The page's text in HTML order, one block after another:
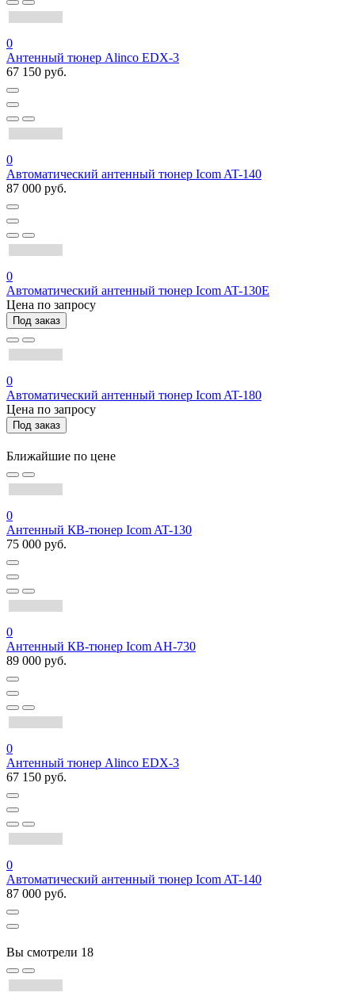
0
Антенный тюнер Alinco EDX-3
67 150 руб.
0
Автоматический антенный тюнер Icom AT-140
87 000 руб.
0
Автоматический антенный тюнер Icom AT-130E
Цена по запросу
Под заказ
0
Автоматический антенный тюнер Icom AT-180
Цена по запросу
Под заказ
Ближайшие по цене
0
Антенный КВ-тюнер Icom AT-130
75 000 руб.
0
Антенный КВ-тюнер Icom AH-730
89 000 руб.
0
Антенный тюнер Alinco EDX-3
67 150 руб.
0
Автоматический антенный тюнер Icom AT-140
87 000 руб.
Вы смотрели 18